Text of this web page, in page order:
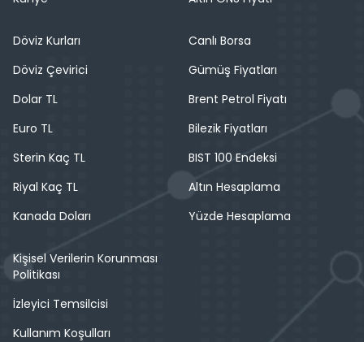
Döviz Kurları
Döviz Çevirici
Dolar TL
Euro TL
Sterin Kaç TL
Riyal Kaç TL
Kanada Doları
Canlı Borsa
Gümüş Fiyatları
Brent Petrol Fiyatı
Bilezik Fiyatları
BIST 100 Endeksi
Altın Hesaplama
Yüzde Hesaplama
Kişisel Verilerin Korunması
Politikası
İzleyici Temsilcisi
Kullanım Koşulları